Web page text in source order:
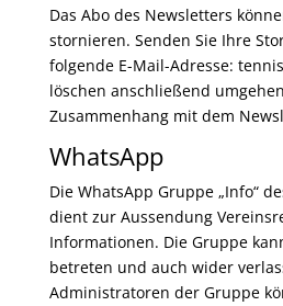
Das Abo des Newsletters
stornieren. Senden Sie Ihre
folgende E-Mail-Adresse:
löschen anschließend
Zusammenhang mit dem
WhatsApp
Die WhatsApp Gruppe „Info“
dient zur Aussendung
Informationen. Die Gruppe
betreten und auch wider
Administratoren der Gruppe